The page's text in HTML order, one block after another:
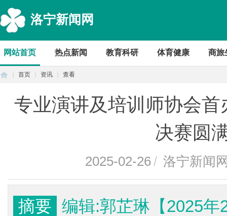
洛宁新闻网
网站首页 热点新闻 教育科研 体育健康 商旅
首页 资讯 查看
专业演讲及培训师协会
决赛圆
2025-02-26/ 洛宁新闻
摘要 编辑:郭芷琳【2025